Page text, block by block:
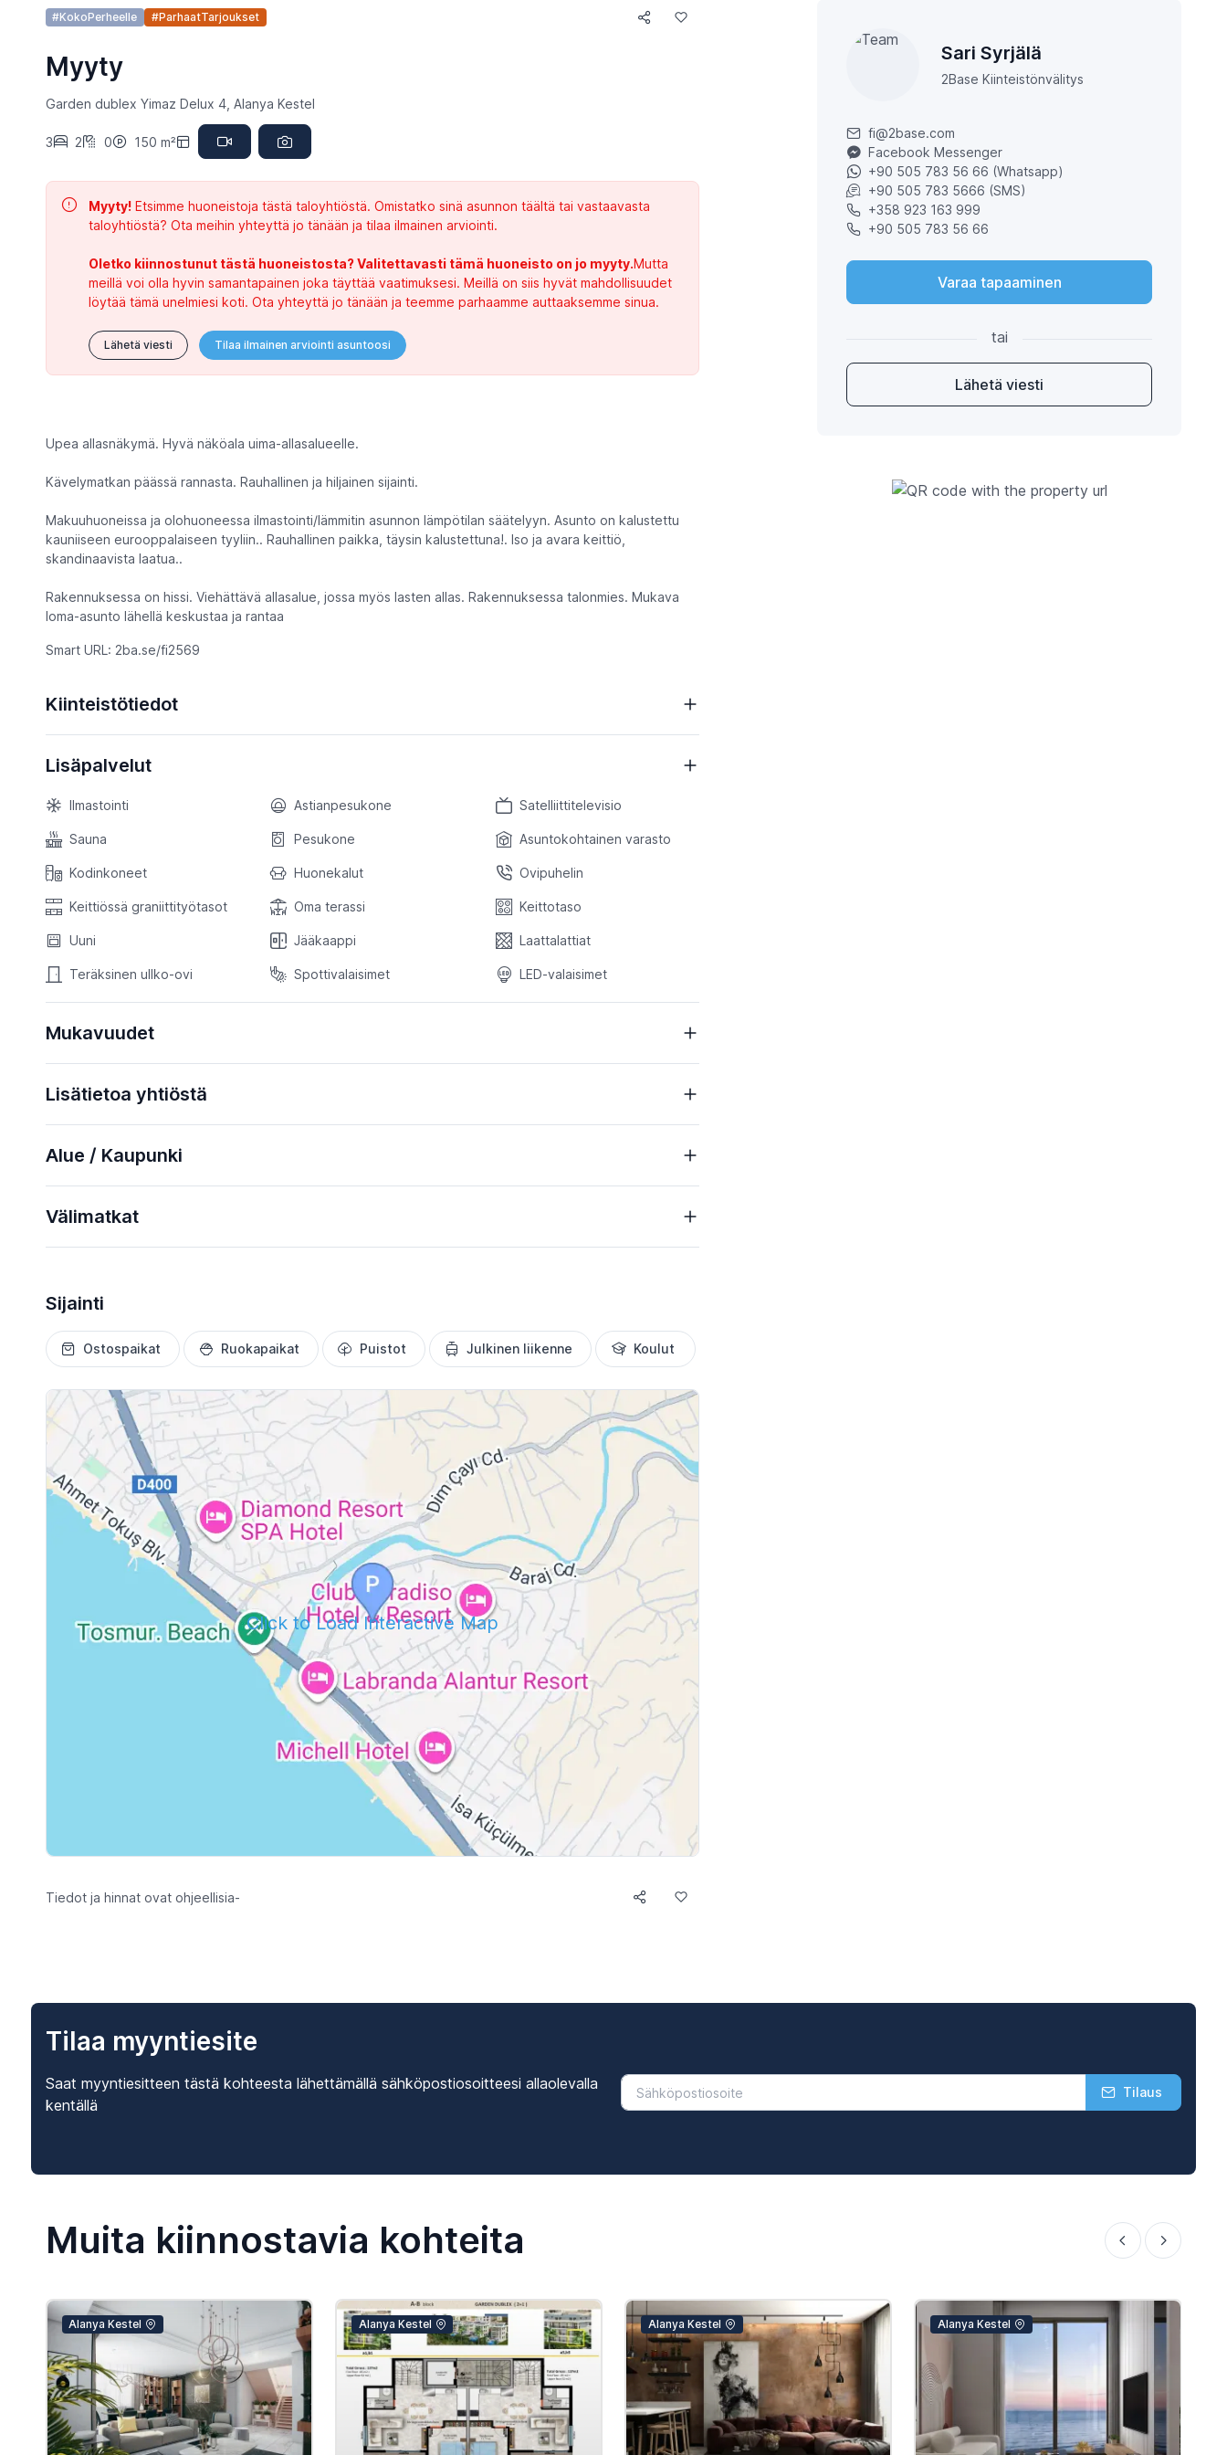
#KokoPerheelle #ParhaatTarjoukset
Myyty
Garden dublex Yimaz Delux 4, Alanya Kestel
3 2 0 150 m²
Myyty!Etsimme huoneistoja tästä taloyhtiöstä. Omistatko sinä asunnon täältä tai vastaavasta
taloyhtiöstä? Ota meihin yhteyttä jo tänään ja tilaa ilmainen arviointi.
Oletko kiinnostunut tästä huoneistosta? Valitettavasti tämä huoneisto on jo myyty.Mutta
meillä voi olla hyvin samantapainen joka täyttää vaatimuksesi. Meillä on siis hyvät mahdollisuudet
löytää tämä unelmiesi koti. Ota yhteyttä jo tänään ja teemme parhaamme auttaaksemme sinua.
Lähetä viesti Tilaa ilmainen arviointi asuntoosi
Upea allasnäkymä. Hyvä näköala uima-allasalueelle.
Kävelymatkan päässä rannasta. Rauhallinen ja hiljainen sijainti.
Makuuhuoneissa ja olohuoneessa ilmastointi/lämmitin asunnon lämpötilan säätelyyn. Asunto on kalustettu
kauniiseen eurooppalaiseen tyyliin.. Rauhallinen paikka, täysin kalustettuna!. Iso ja avara keittiö,
skandinaavista laatua..
Rakennuksessa on hissi. Viehättävä allasalue, jossa myös lasten allas. Rakennuksessa talonmies. Mukava
loma-asunto lähellä keskustaa ja rantaa
Smart URL: 2ba.se/fi2569
Kiinteistötiedot
Lisäpalvelut
Ilmastointi Astianpesukone Satelliittitelevisio
Sauna Pesukone Asuntokohtainen varasto
Kodinkoneet Huonekalut Ovipuhelin
Keittiössä graniittityötasot Oma terassi Keittotaso
Uuni Jääkaappi Laattalattiat
Teräksinen ullko-ovi Spottivalaisimet LED-valaisimet
Mukavuudet
Lisätietoa yhtiöstä
Alue / Kaupunki
Välimatkat
Sijainti
Ostospaikat Ruokapaikat Puistot Julkinen liikenne Koulut
Click to Load Interactive Map
Tiedot ja hinnat ovat ohjeellisia-
Sari Syrjälä
2Base Kiinteistönvälitys
fi@2base.com
Facebook Messenger
+90 505 783 56 66 (Whatsapp)
+90 505 783 5666 (SMS)
+358 923 163 999
+90 505 783 56 66
Varaa tapaaminen
tai
Lähetä viesti
Tilaa myyntiesite
Saat myyntiesitteen tästä kohteesta lähettämällä sähköpostiosoitteesi allaolevalla
kentällä
Tilaus
Muita kiinnostavia kohteita
Alanya Kestel Alanya Kestel Alanya Kestel Alanya Kestel